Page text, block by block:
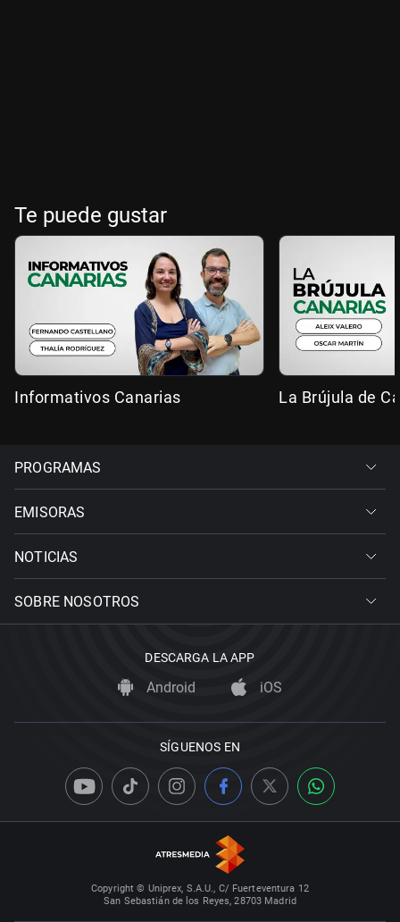
Te puede gustar
Informativos Canarias La Brújula de
PROGRAMAS
EMISORAS
NOTICIAS
SOBRE NOSOTROS
DESCARGA LA APP
Android iOS
SÍGUENOS EN
Copyright © Uniprex, S.A.U., C/ Fuerteventura 12
San Sebastián de los Reyes, 28703 Madrid